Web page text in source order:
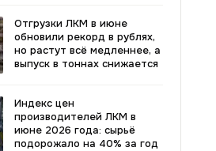
Отгрузки ЛКМ в июне
обновили рекорд в рублях,
но растут всё медленнее, а
выпуск в тоннах снижается
Индекс цен
производителей ЛКМ в
июне 2026 года: сырьё
подорожало на 40% за год